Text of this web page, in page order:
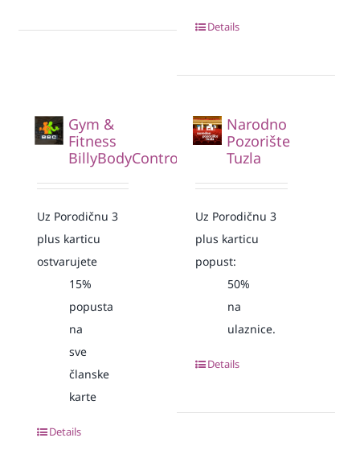
Details
Gym &
Fitness
BillyBodyControl
Uz Porodičnu 3
plus karticu
ostvarujete
15%
popusta
na
sve
članske
karte
Details
Narodno
Pozorište
Tuzla
Uz Porodičnu 3
plus karticu
popust:
50%
na
ulaznice.
Details